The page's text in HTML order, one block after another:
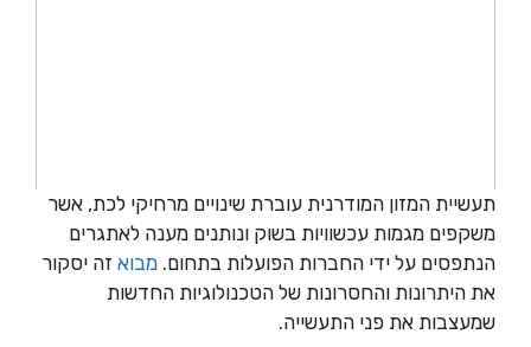
תעשיית המזון המודרנית עוברת שינויים מרחיקי לכת, אשר
משקפים מגמות עכשוויות בשוק ונותנים מענה לאתגרים
הנתפסים על ידי החברות הפועלות בתחום. מבוא זה יסקור
את היתרונות והחסרונות של הטכנולוגיות החדשות
שמעצבות את פני התעשייה.